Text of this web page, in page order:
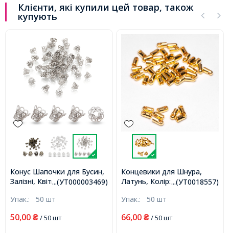
Клієнти, які купили цей товар, також
купують
...(УТ000003469)
Конус Шапочки для Бусин,
Залізні, Квітка, Колір:
Отвір 1.2мм, (УТ000003469)
Упак.: 50 шт
50,00 ₴/ 50 шт
...(УТ0018557)
Концевики для Шнура,
Латунь, Колір: Золото,
Діаметр 1.2мм, Отвір
Упак.: 50 шт
66,00 ₴/ 50 шт